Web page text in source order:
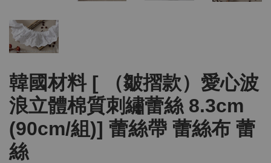
韓國材料 [ （皺摺款）愛心波
浪立體棉質刺繡蕾絲 8.3cm
(90cm/組)] 蕾絲帶 蕾絲布 蕾
絲